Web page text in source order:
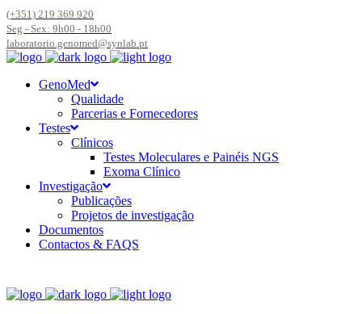
(+351) 219 369 920
Seg - Sex: 9h00 - 18h00
laboratorio.genomed@synlab.pt
GenoMed
Qualidade
Parcerias e Fornecedores
Testes
Clínicos
Testes Moleculares e Painéis NGS
Exoma Clínico
Investigação
Publicações
Projetos de investigação
Documentos
Contactos & FAQS